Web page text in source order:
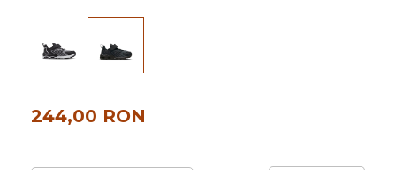
244,00 RON